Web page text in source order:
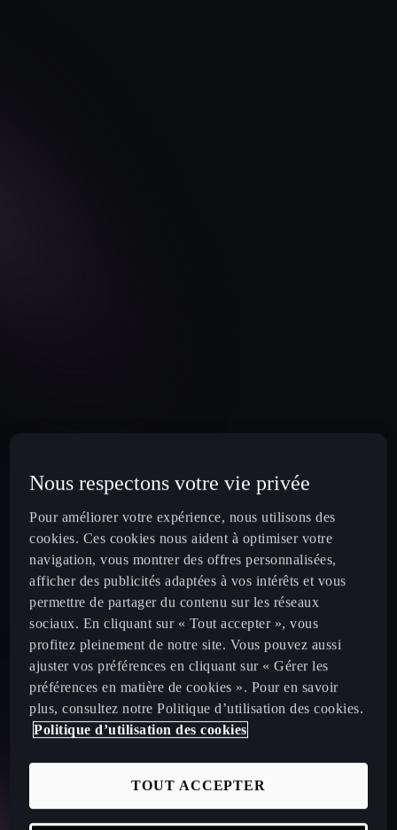
Nous respectons votre vie privée
Pour améliorer votre expérience, nous utilisons des
cookies. Ces cookies nous aident à optimiser votre
navigation, vous montrer des offres personnalisées,
afficher des publicités adaptées à vos intérêts et vous
permettre de partager du contenu sur les réseaux
sociaux. En cliquant sur « Tout accepter », vous
profitez pleinement de notre site. Vous pouvez aussi
ajuster vos préférences en cliquant sur « Gérer les
préférences en matière de cookies ». Pour en savoir
plus, consultez notre Politique d’utilisation des cookies.
Politique d’utilisation des cookies
TOUT ACCEPTER